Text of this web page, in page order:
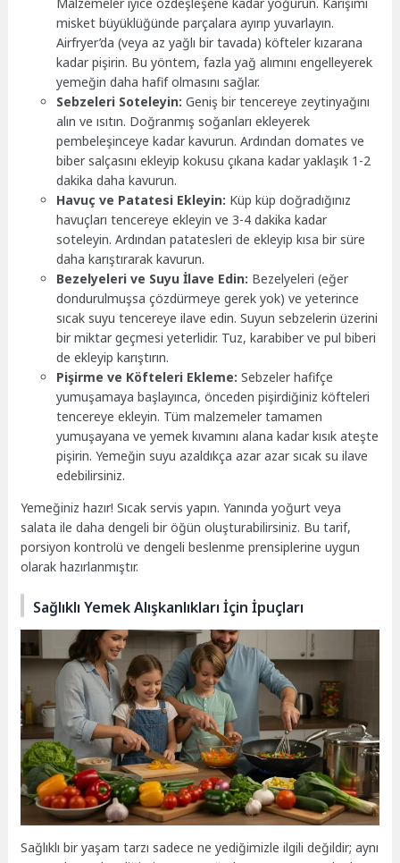
misket büyüklüğünde parçalara ayırıp yuvarlayın.
Airfryer’da (veya az yağlı bir tavada) köfteler kızarana
kadar pişirin. Bu yöntem, fazla yağ alımını engelleyerek
yemeğin daha hafif olmasını sağlar.
Sebzeleri Soteleyin: Geniş bir tencereye zeytinyağını
alın ve ısıtın. Doğranmış soğanları ekleyerek
pembeleşinceye kadar kavurun. Ardından domates ve
biber salçasını ekleyip kokusu çıkana kadar yaklaşık 1-2
dakika daha kavurun.
Havuç ve Patatesi Ekleyin: Küp küp doğradığınız
havuçları tencereye ekleyin ve 3-4 dakika kadar
soteleyin. Ardından patatesleri de ekleyip kısa bir süre
daha karıştırarak kavurun.
Bezelyeleri ve Suyu İlave Edin: Bezelyeleri (eğer
dondurulmuşsa çözdürmeye gerek yok) ve yeterince
sıcak suyu tencereye ilave edin. Suyun sebzelerin üzerini
bir miktar geçmesi yeterlidir. Tuz, karabiber ve pul biberi
de ekleyip karıştırın.
Pişirme ve Köfteleri Ekleme: Sebzeler hafifçe
yumuşamaya başlayınca, önceden pişirdiğiniz köfteleri
tencereye ekleyin. Tüm malzemeler tamamen
yumuşayana ve yemek kıvamını alana kadar kısık ateşte
pişirin. Yemeğin suyu azaldıkça azar azar sıcak su ilave
edebilirsiniz.
Yemeğiniz hazır! Sıcak servis yapın. Yanında yoğurt veya
salata ile daha dengeli bir öğün oluşturabilirsiniz. Bu tarif,
porsiyon kontrolü ve dengeli beslenme prensiplerine uygun
olarak hazırlanmıştır.
Sağlıklı Yemek Alışkanlıkları İçin İpuçları
Sağlıklı bir yaşam tarzı sadece ne yediğimizle ilgili değildir; aynı